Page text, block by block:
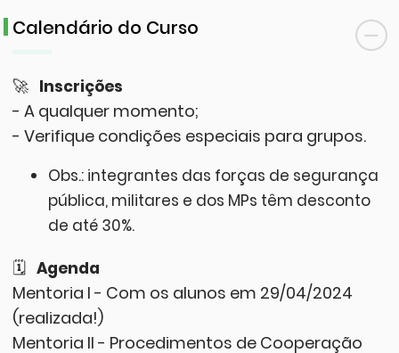
Calendário do Curso
🚀 Inscrições
- A qualquer momento;
- Verifique condições especiais para grupos.
Obs.: integrantes das forças de segurança
pública, militares e dos MPs têm desconto
de até 30%.
🗓 Agenda
Mentoria I - Com os alunos em 29/04/2024
(realizada!)
Mentoria II - Procedimentos de Cooperação